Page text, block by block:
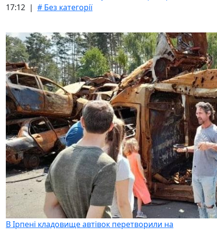
17:12 | # Без категорії
В Ірпені кладовище автівок перетворили на